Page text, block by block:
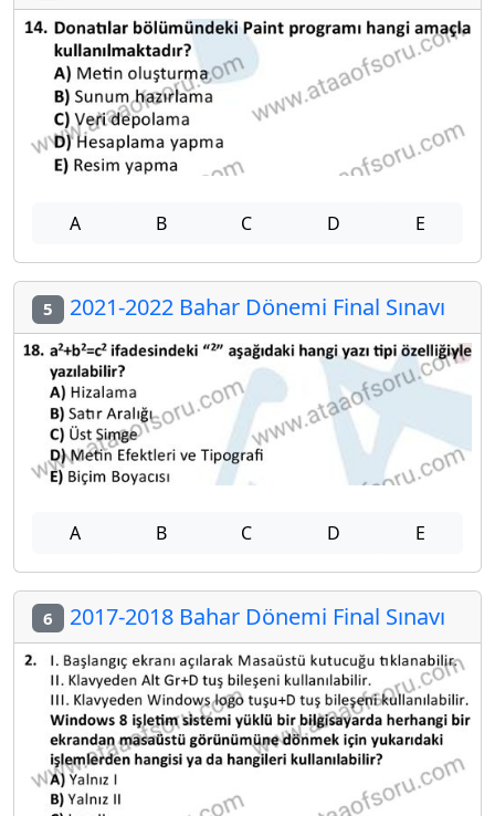
A B C D E
5 2021-2022 Bahar Dönemi Final Sınavı
A B C D E
6 2017-2018 Bahar Dönemi Final Sınavı